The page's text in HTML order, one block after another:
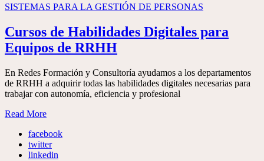
SISTEMAS PARA LA GESTIÓN DE PERSONAS
Cursos de Habilidades Digitales para
Equipos de RRHH
En Redes Formación y Consultoría ayudamos a los departamentos
de RRHH a adquirir todas las habilidades digitales necesarias para
trabajar con autonomía, eficiencia y profesional
Read More
facebook
twitter
linkedin